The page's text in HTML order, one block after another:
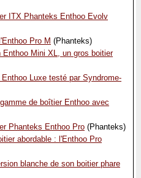
ITX Phanteks Enthoo Evolv
Pro M (Phanteks)
Enthoo Mini XL, un gros boitier
Luxe testé par Syndrome-
de boîtier Enthoo avec
Phanteks Enthoo Pro (Phanteks)
abordable : l'Enthoo Pro
blanche de son boitier phare